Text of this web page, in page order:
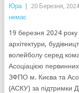
Юра 20 Березня, 2024
немає
19 березня 2024
архітектури,
волейболу серед
Асоціацією
ЗФПО м. Києва та
(АСКУ) за підтримки